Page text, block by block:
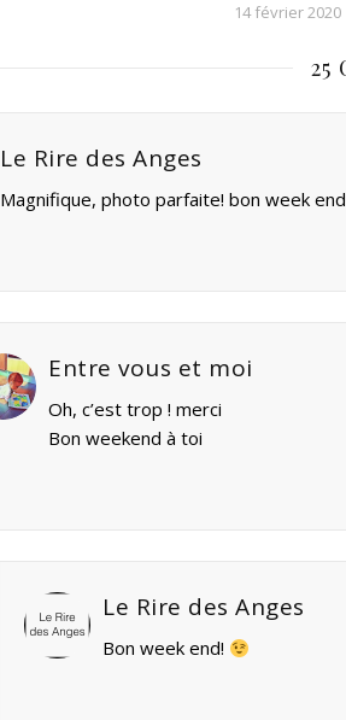
14 février 2020
25
Le Rire des Anges
Magnifique, photo parfaite! bon week
Entre vous et moi
Oh, c’est trop ! merci
Bon weekend à toi
Le Rire des Anges
Bon week end!